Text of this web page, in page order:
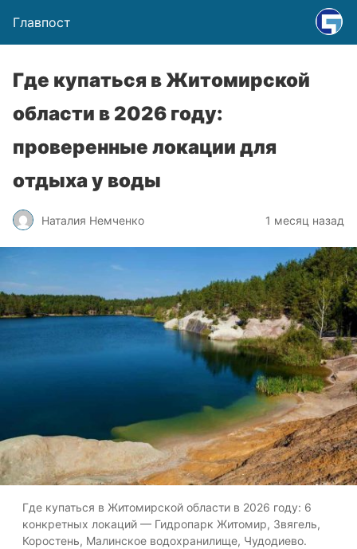
Главпост
Где купаться в Житомирской
области в 2026 году:
проверенные локации для
отдыха у воды
Наталия Немченко 1 месяц назад
Где купаться в Житомирской области в 2026 году: 6
конкретных локаций — Гидропарк Житомир, Звягель,
Коростень, Малинское водохранилище, Чудодиево.